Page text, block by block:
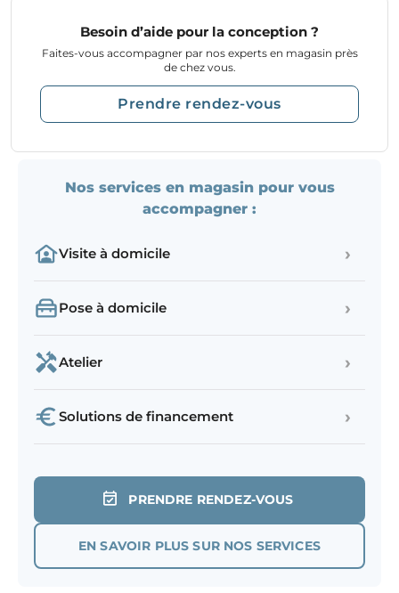
Besoin d’aide pour la conception ?
Faites-vous accompagner par nos experts en magasin près
de chez vous.
Prendre rendez-vous
Nos services en magasin pour vous
accompagner :
Visite à domicile ›
Pose à domicile ›
Atelier ›
Solutions de financement ›
PRENDRE RENDEZ-VOUS
EN SAVOIR PLUS SUR NOS SERVICES